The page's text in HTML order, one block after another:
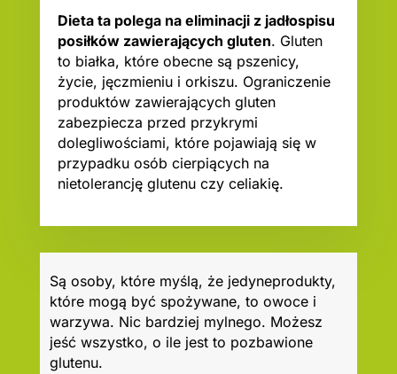
Dieta ta polega na eliminacji z jadłospisu
posiłków zawierających gluten. Gluten
to białka, które obecne są pszenicy,
życie, jęczmieniu i orkiszu. Ograniczenie
produktów zawierających gluten
zabezpiecza przed przykrymi
dolegliwościami, które pojawiają się w
przypadku osób cierpiących na
nietolerancję glutenu czy celiakię.
Są osoby, które myślą, że jedyneprodukty,
które mogą być spożywane, to owoce i
warzywa. Nic bardziej mylnego. Możesz
jeść wszystko, o ile jest to pozbawione
glutenu.